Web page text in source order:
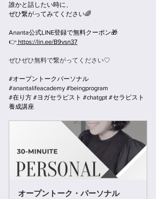
誰かと話したい時に、
ぜひ繋がってみてください🌈
Ananta公式LINE登録で無料クーポン🎁
👉 https://lin.ee/B9vsn37
ぜひぜひ無料で繋がってください♡
#オープントークパーソナル
#anantalifeacademy #beingprogram
#在り方 #ヨガセラピスト #chatgpt #セラピスト
養成講座
オープントーク・パーソナル